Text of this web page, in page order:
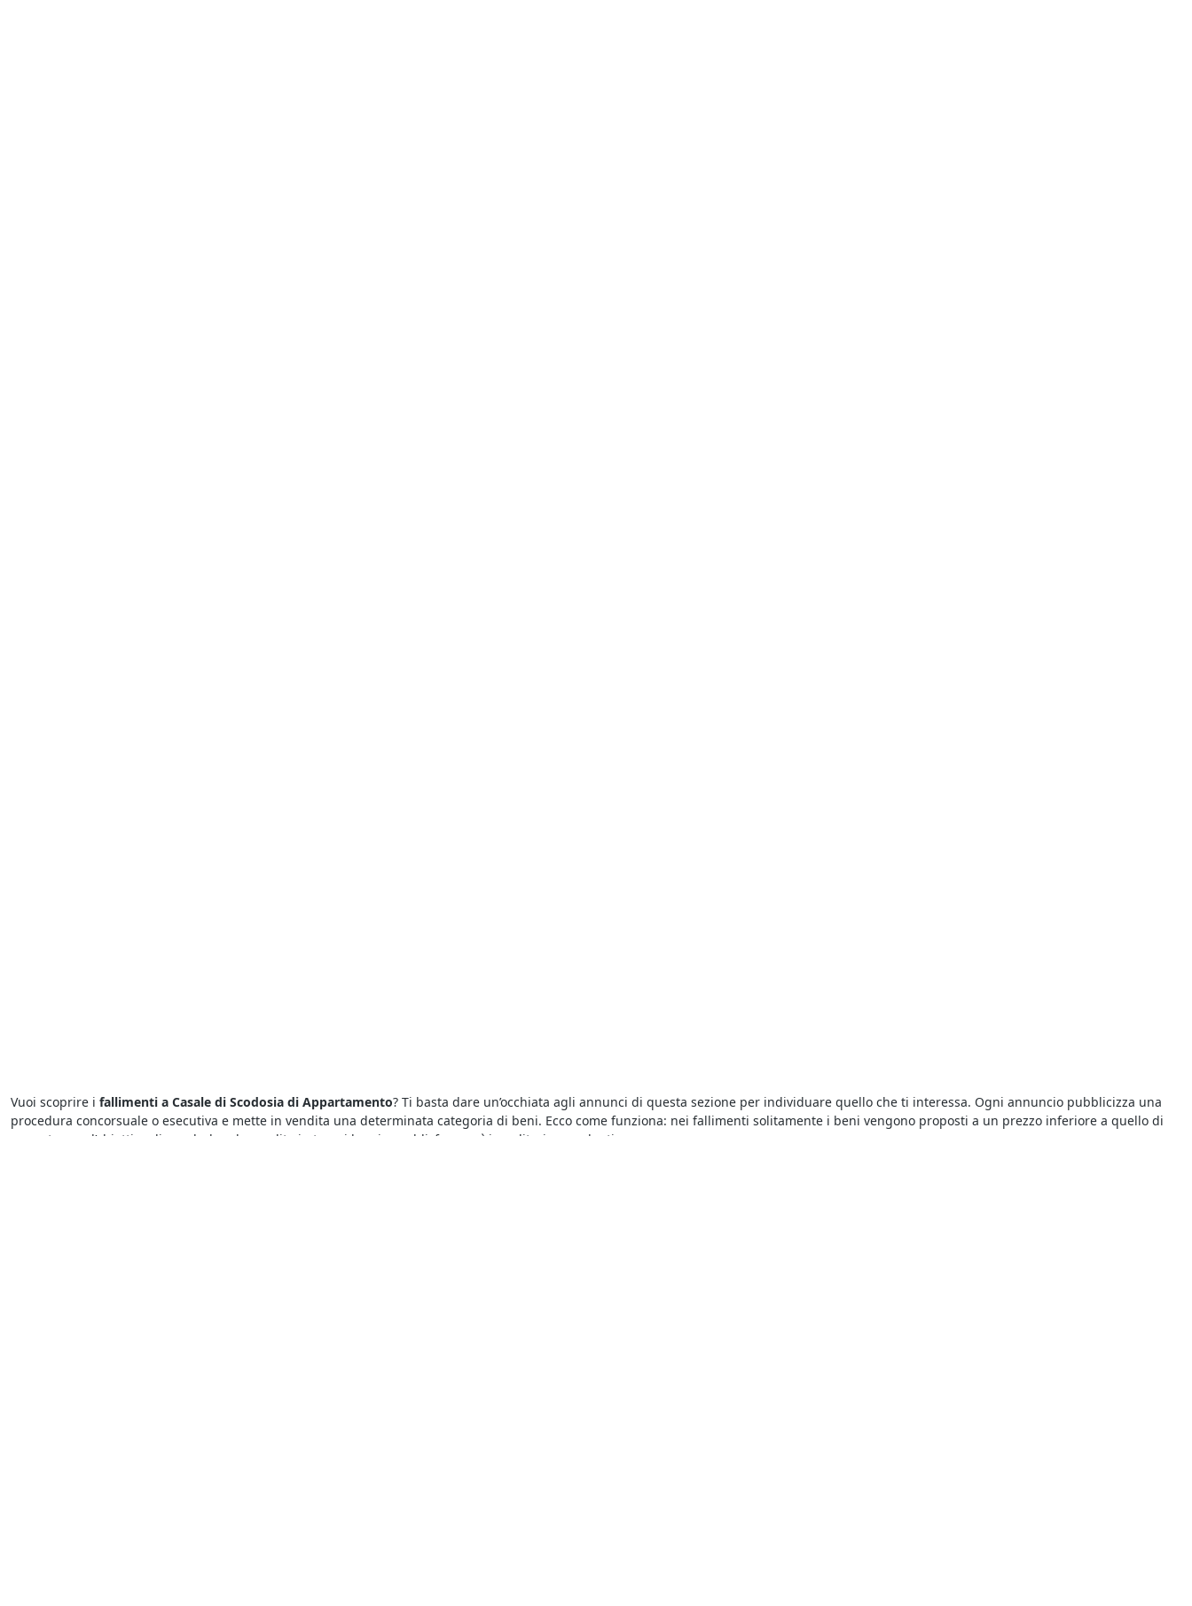
Vuoi scoprire i fallimenti a Casale di Scodosia di Appartamento? Ti basta dare un’occhiata agli annunci di questa sezione per individuare quello che ti interessa. Ogni annuncio pubblicizza una
procedura concorsuale o esecutiva e mette in vendita una determinata categoria di beni. Ecco come funziona: nei fallimenti solitamente i beni vengono proposti a un prezzo inferiore a quello di
mercato, con l’obiettivo di concludere la vendita in tempi brevi e soddisfare così i creditori procedenti.